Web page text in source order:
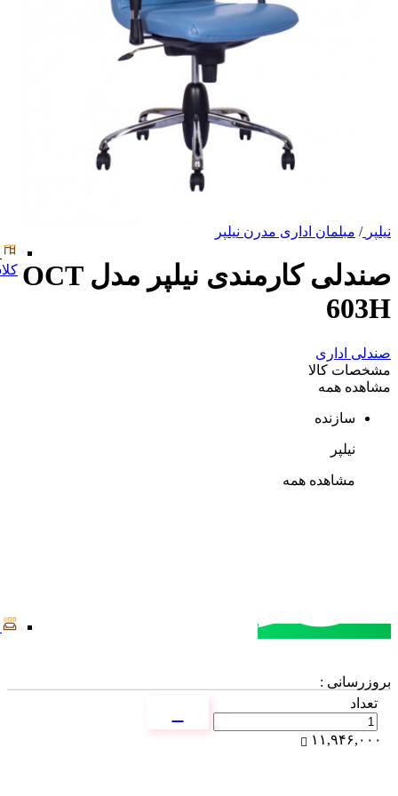
نیلپر / مبلمان اداری مدرن نیلپر
صندلی کارمندی نیلپر مدل OCT
603H
صندلی اداری
مشخصات کالا
مشاهده همه
سازنده
نیلپر
مشاهده همه
بروزرسانی :
تعداد
۱۱,۹۴۶,۰۰۰